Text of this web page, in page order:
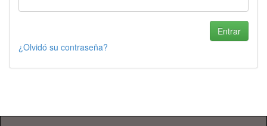
¿Olvidó su contraseña?